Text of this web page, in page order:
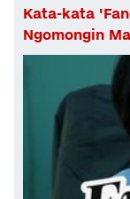
Kata-kata
Ngomongin